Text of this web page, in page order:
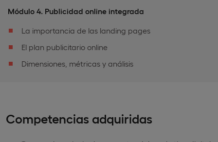
Módulo 4. Publicidad online integrada
La importancia de las landing pages
El plan publicitario online
Dimensiones, métricas y análisis
Competencias adquiridas